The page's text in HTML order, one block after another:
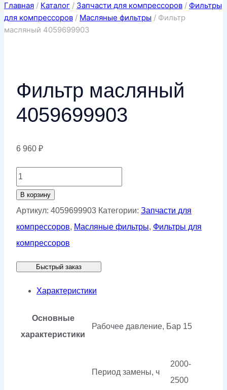
Главная / Каталог / Запчасти для компрессоров / Фильтры
для компрессоров / Масляные фильтры / Фильтр
масляный 4059699903
Фильтр масляный
4059699903
6 960 ₽
Количество
товара
Фильтр
масляный
4059699903
В корзину
Артикул: 4059699903 Категории: Запчасти для
компрессоров, Масляные фильтры, Фильтры для
компрессоров
Быстрый заказ
Характеристики
Основные
характеристики
Рабочее давление, Бар 15
Период замены, ч
2000-
2500